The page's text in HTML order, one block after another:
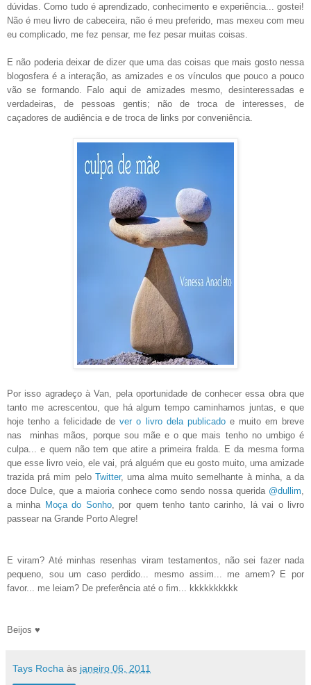
dúvidas. Como tudo é aprendizado, conhecimento e experiência... gostei!
Não é meu livro de cabeceira, não é meu preferido, mas mexeu com meu
eu complicado, me fez pensar, me fez pesar muitas coisas.
E não poderia deixar de dizer que uma das coisas que mais gosto nessa
blogosfera é a interação, as amizades e os vínculos que pouco a pouco
vão se formando. Falo aqui de amizades mesmo, desinteressadas e
verdadeiras, de pessoas gentis; não de troca de interesses, de
caçadores de audiência e de troca de links por conveniência.
Por isso agradeço à Van, pela oportunidade de conhecer essa obra que
tanto me acrescentou, que há algum tempo caminhamos juntas, e que
hoje tenho a felicidade dever o livro dela publicadoe muito em breve
nas minhas mãos, porque sou mãe e o que mais tenho no umbigo é
culpa... e quem não tem que atire a primeira fralda. E da mesma forma
que esse livro veio, ele vai, prá alguém que eu gosto muito, uma amizade
trazida prá mim pelo Twitter, uma alma muito semelhante à minha, a da
doce Dulce, que a maioria conhece como sendo nossa querida @dullim
a minha Moça do Sonho, por quem tenho tanto carinho, lá vai o livro
passear na Grande Porto Alegre!
E viram? Até minhas resenhas viram testamentos, não sei fazer nada
pequeno, sou um caso perdido... mesmo assim... me amem? E por
favor... me leiam? De preferência até o fim... kkkkkkkkkk
Beijos ♥
Tays Rocha às janeiro 06, 2011